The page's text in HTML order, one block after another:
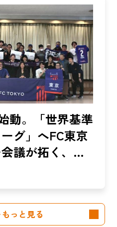
装」のハブへ
良昭）【後
動。「世界基準
グ」へFC東京
議が拓く、
資言語に変え
る成果」に。
装」のハブへ
っと見る